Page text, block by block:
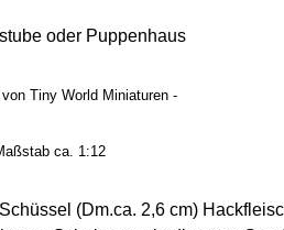
oder Puppenhaus
Tiny World Miniaturen -
ca. 1:12
(Dm.ca. 2,6 cm)